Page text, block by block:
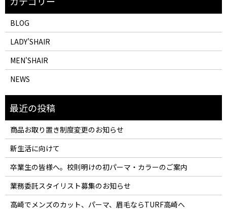
BLOG
LADY’SHAIR
MEN'SHAIR
NEWS
商品お取り置き制度変更のお知らせ
新生活に向けて
卒業生の皆様へ。校則明けの初パーマ・カラーのご案内
業務委託スタイリスト募集のお知らせ
高崎でメンズのカット、パーマ、眉毛ならTURF高崎へ